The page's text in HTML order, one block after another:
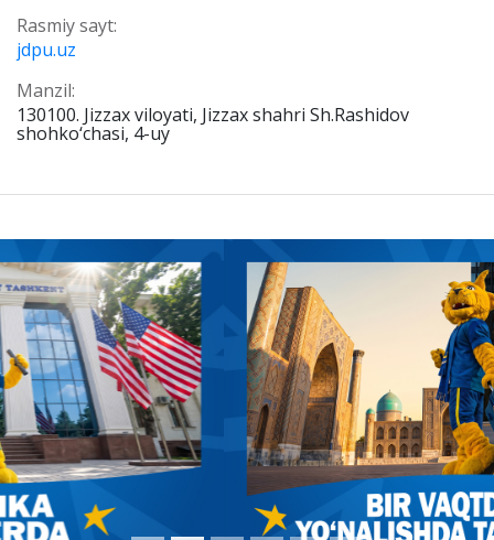
Rasmiy sayt:
jdpu.uz
Manzil:
130100. Jizzax viloyati, Jizzax shahri Sh.Rashidov
shohko‘chasi, 4-uy